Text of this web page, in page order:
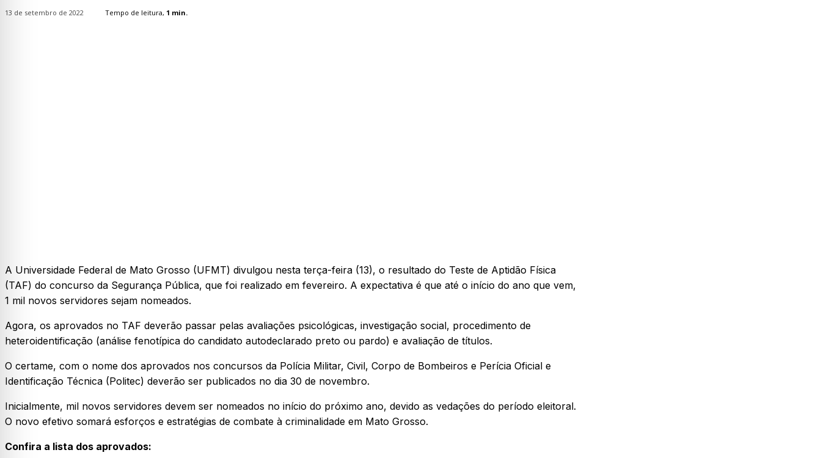
13 de setembro de 2022 Tempo de leitura, 1 min.
A Universidade Federal de Mato Grosso (UFMT) divulgou nesta terça-feira (13), o resultado do Teste de Aptidão Física
(TAF) do concurso da Segurança Pública, que foi realizado em fevereiro. A expectativa é que até o início do ano que vem,
1 mil novos servidores sejam nomeados.
Agora, os aprovados no TAF deverão passar pelas avaliações psicológicas, investigação social, procedimento de
heteroidentificação (análise fenotípica do candidato autodeclarado preto ou pardo) e avaliação de títulos.
O certame, com o nome dos aprovados nos concursos da Polícia Militar, Civil, Corpo de Bombeiros e Perícia Oficial e
Identificação Técnica (Politec) deverão ser publicados no dia 30 de novembro.
Inicialmente, mil novos servidores devem ser nomeados no início do próximo ano, devido as vedações do período eleitoral.
O novo efetivo somará esforços e estratégias de combate à criminalidade em Mato Grosso.
Confira a lista dos aprovados: